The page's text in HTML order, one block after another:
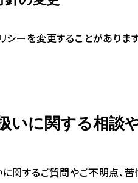
シーを変更することがありま
いに関する相談
関するご質問やご不明点、